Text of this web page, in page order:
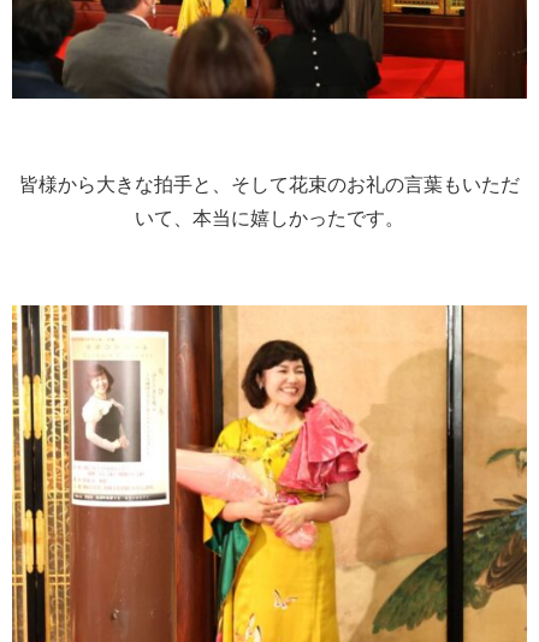
皆様から大きな拍手と、そして花束のお礼の言葉もいただ
いて、本当に嬉しかったです。